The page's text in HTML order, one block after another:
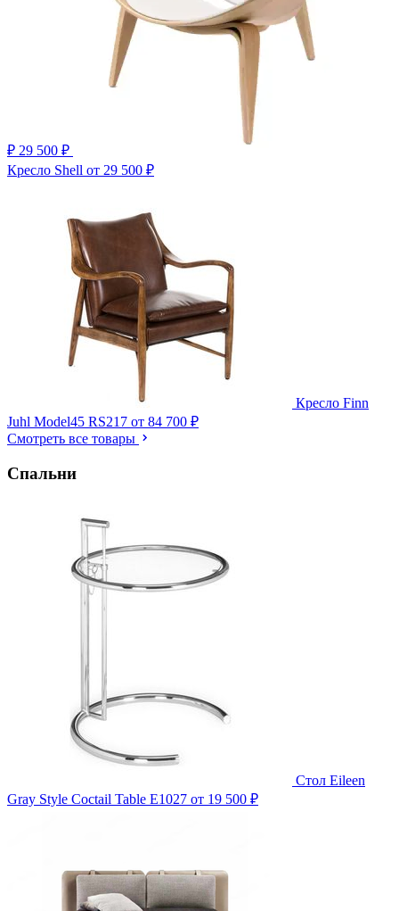
₽ 29 500 ₽
Кресло Shell от 29 500 ₽
Кресло Finn
Juhl Model45 RS217 от 84 700 ₽
Смотреть все товары
Спальни
Стол Eileen
Gray Style Coctail Table E1027 от 19 500 ₽